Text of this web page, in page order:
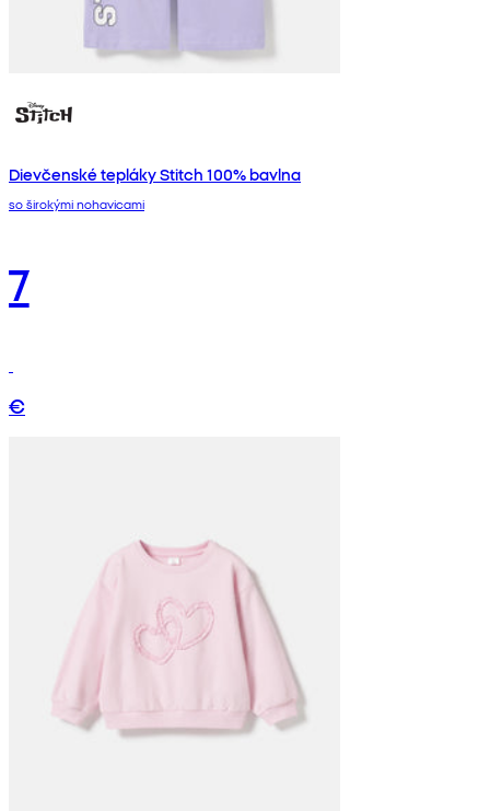
Dievčenské tepláky Stitch 100% bavlna
so širokými nohavicami
7
€